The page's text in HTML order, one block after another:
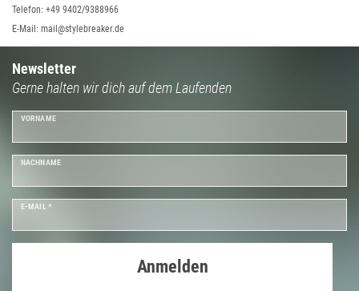
Telefon: +49 9402/9388966
E-Mail: mail@stylebreaker.de
Newsletter
Gerne halten wir dich auf dem Laufenden
VORNAME
NACHNAME
E-MAIL *
Anmelden